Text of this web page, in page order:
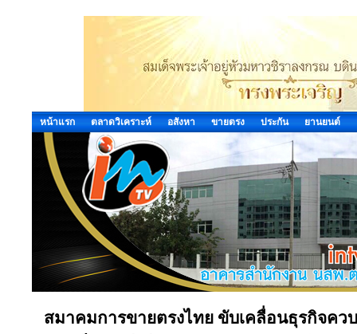
หน้าแรก ตลาดวิเคราะห์ อสังหา ขายตรง ประกัน ยานยนต์
สมาคมการขายตรงไทย ขับเคลื่อนธุรกิจค